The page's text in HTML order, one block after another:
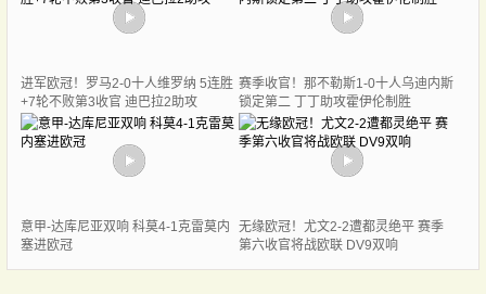
进军欧冠！罗马2-0十人维罗纳 5连胜
+7轮不败第3收官 迪巴拉2助攻
赛季收官！那不勒斯1-0十人乌迪内斯
锁定第二 丁丁助攻霍伊伦制胜
意甲-达库尼亚双响 科莫4-1克雷莫内
塞进欧冠
无缘欧冠！尤文2-2遭都灵绝平 赛季
第六收官将战欧联 DV9双响